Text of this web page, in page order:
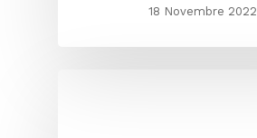
18 Novembre 2022